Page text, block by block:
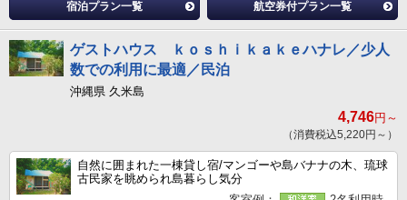
宿泊プラン一覧 航空券付プラン一覧
ゲストハウス ｋｏｓｈｉｋａｋｅハナレ／少人
数での利用に最適／民泊
沖縄県 久米島
4,746円～
（消費税込5,220円～）
自然に囲まれた一棟貸し宿/マンゴーや島バナナの木、琉球
古民家を眺められ島暮らし気分